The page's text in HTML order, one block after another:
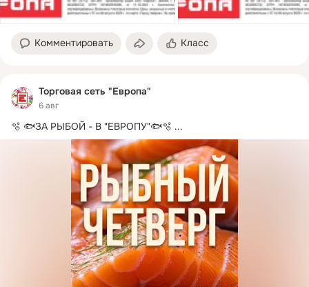
Комментировать Класс
Торговая сеть "Европа"
6 авг
🫧 🐟ЗА РЫБОЙ - В "ЕВРОПУ"🐟🫧 ...